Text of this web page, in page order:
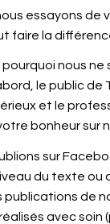
essayons
faire la
nous ne
le public
et le
bonheur sur
sur
du texte ou
de
avec